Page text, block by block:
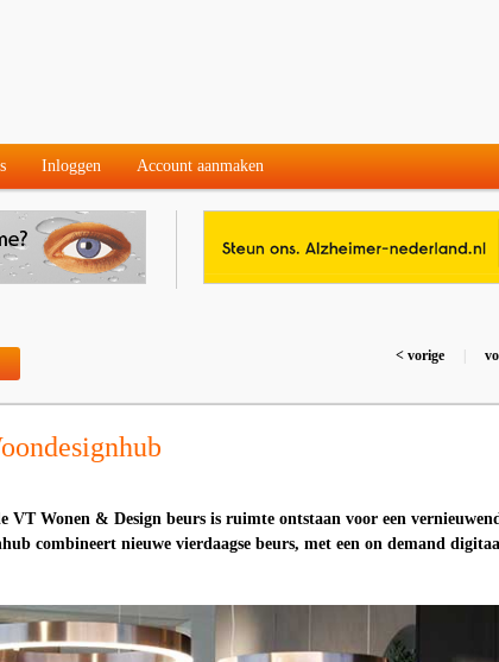
Inloggen Account aanmaken
< vorige
VT Wonen & Design beurs is ruimte ontstaan voor een
combineert nieuwe vierdaagse beurs, met een on demand